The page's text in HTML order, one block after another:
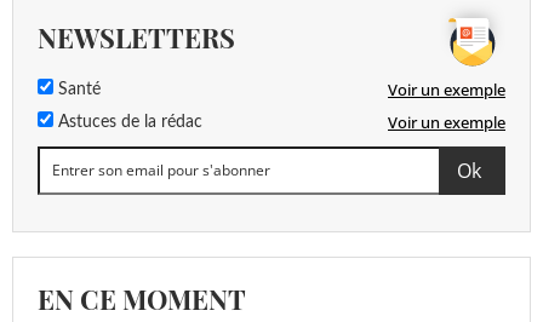
NEWSLETTERS
Santé Voir un exemple
Astuces de la rédac Voir un exemple
EN CE MOMENT